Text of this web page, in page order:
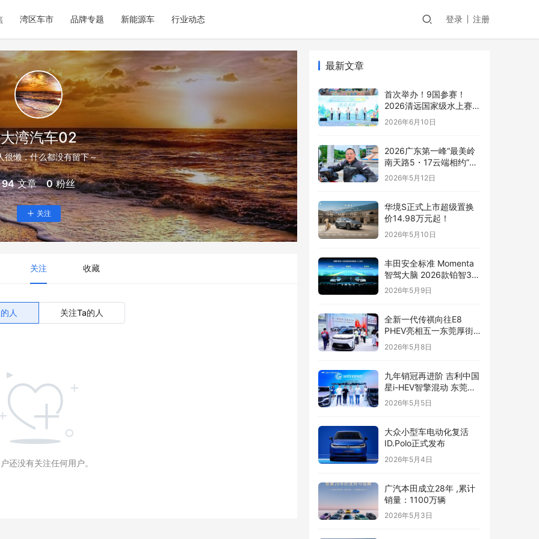
湾区车市 品牌专题 新能源车 行业动态 登录 注册
大湾汽车02
很懒，什么都没有留下～
94 文章 0 粉丝
关注
关注 收藏
人 关注Ta的人
还没有关注任何用户。
最新文章
首次举办！9国参赛！
2026清远国家级水上赛事
燃炸夏日！
2026年6月10日
2026广东第一峰“最美岭
南天路5・17云端相约”摩
托车嘉年华即将启幕 最美
岭南天路沿途盛景抢先看
2026年5月12日
华境S正式上市超级置换
价14.98万元起！
2026年5月10日
丰田安全标准 Momenta
智驾大脑 2026款铂智3X
辅助驾驶全面升级
2026年5月9日
全新一代传祺向往E8
PHEV亮相五一东莞厚街
国际车展
2026年5月8日
九年销冠再进阶 吉利中国
星i-HEV智擎混动 东莞正
式上市
2026年5月5日
大众小型车电动化复活
ID.Polo正式发布
2026年5月4日
广汽本田成立28年 ,累计
销量：1100万辆
2026年5月3日